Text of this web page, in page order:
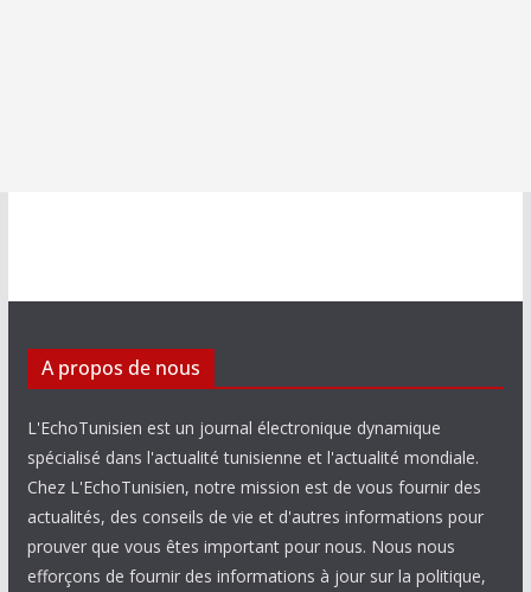
A propos de nous
L'EchoTunisien est un journal électronique dynamique
spécialisé dans l'actualité tunisienne et l'actualité mondiale.
Chez L'EchoTunisien, notre mission est de vous fournir des
actualités, des conseils de vie et d'autres informations pour
prouver que vous êtes important pour nous. Nous nous
efforçons de fournir des informations à jour sur la politique,